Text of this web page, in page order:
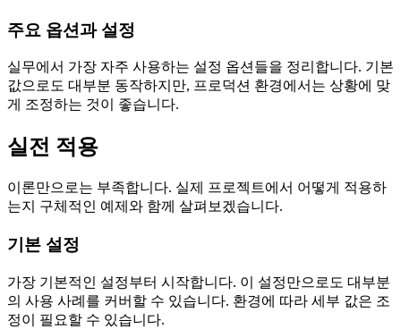
주요 옵션과 설정
실무에서 가장 자주 사용하는 설정 옵션들을 정리합니다. 기본
값으로도 대부분 동작하지만, 프로덕션 환경에서는 상황에 맞
게 조정하는 것이 좋습니다.
실전 적용
이론만으로는 부족합니다. 실제 프로젝트에서 어떻게 적용하
는지 구체적인 예제와 함께 살펴보겠습니다.
기본 설정
가장 기본적인 설정부터 시작합니다. 이 설정만으로도 대부분
의 사용 사례를 커버할 수 있습니다. 환경에 따라 세부 값은 조
정이 필요할 수 있습니다.